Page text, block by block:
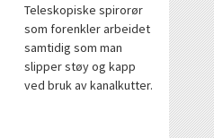
Teleskopiske spirorør
som forenkler arbeidet
samtidig som man
slipper støy og kapp
ved bruk av kanalkutter.